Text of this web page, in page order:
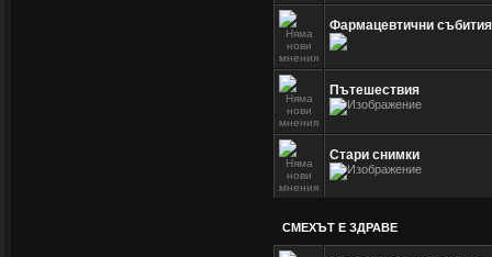
Фармацевтични събития
Пътешествия
Стари снимки
СМЕХЪТ Е ЗДРАВЕ